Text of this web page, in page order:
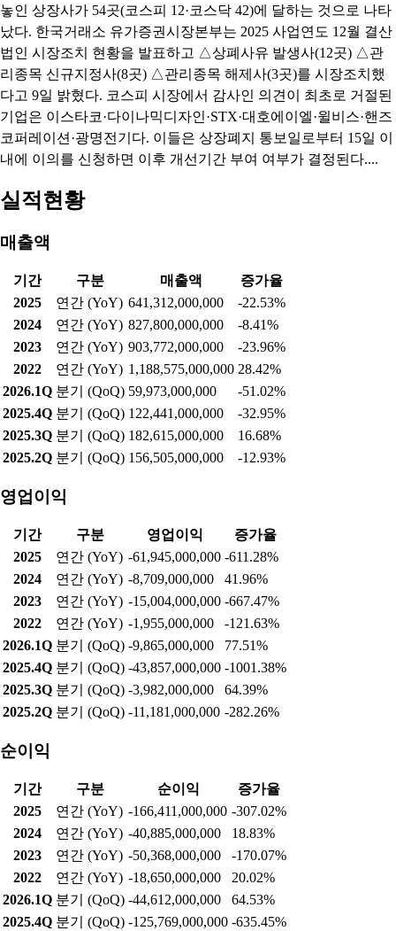
놓인 상장사가 54곳(코스피 12·코스닥 42)에 달하는 것으로 나타
났다. 한국거래소 유가증권시장본부는 2025 사업연도 12월 결산
법인 시장조치 현황을 발표하고 △상폐사유 발생사(12곳) △관
리종목 신규지정사(8곳) △관리종목 해제사(3곳)를 시장조치했
다고 9일 밝혔다. 코스피 시장에서 감사인 의견이 최초로 거절된
기업은 이스타코·다이나믹디자인·STX·대호에이엘·윌비스·핸즈
코퍼레이션·광명전기다. 이들은 상장폐지 통보일로부터 15일 이
내에 이의를 신청하면 이후 개선기간 부여 여부가 결정된다....
실적현황
매출액
기간 구분 매출액
증가율
2025
연간 (YoY) 641,312,000,000
-22.53%
2024
연간 (YoY) 827,800,000,000
-8.41%
2023
연간 (YoY) 903,772,000,000
-23.96%
2022
연간 (YoY) 1,188,575,000,000 28.42%
2026.1Q 분기 (QoQ) 59,973,000,000
-51.02%
2025.4Q 분기 (QoQ) 122,441,000,000
-32.95%
2025.3Q 분기 (QoQ) 182,615,000,000
16.68%
2025.2Q 분기 (QoQ) 156,505,000,000 -12.93%
영업이익
기간 구분 영업이익
증가율
2025
연간 (YoY) -61,945,000,000 -611.28%
2024
연간 (YoY) -8,709,000,000
41.96%
2023
연간 (YoY) -15,004,000,000 -667.47%
2022
연간 (YoY) -1,955,000,000
-121.63%
2026.1Q 분기 (QoQ) -9,865,000,000
77.51%
2025.4Q 분기 (QoQ) -43,857,000,000 -1001.38%
2025.3Q 분기 (QoQ) -3,982,000,000
64.39%
2025.2Q 분기 (QoQ) -11,181,000,000 -282.26%
순이익
기간 구분 순이익
증가율
2025
연간 (YoY) -166,411,000,000 -307.02%
2024
연간 (YoY) -40,885,000,000
18.83%
2023
연간 (YoY) -50,368,000,000
-170.07%
2022
연간 (YoY) -18,650,000,000
20.02%
2026.1Q 분기 (QoQ) -44,612,000,000
64.53%
2025.4Q 분기 (QoQ) -125,769,000,000 -635.45%